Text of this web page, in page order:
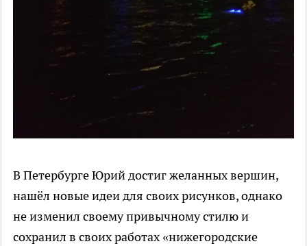
В Петербурге Юрий достиг желанных вершин,
нашёл новые идеи для своих рисунков, однако
не изменил своему привычному стилю и
сохранил в своих работах «нижегородские